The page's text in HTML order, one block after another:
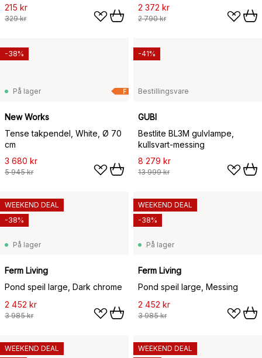
215 kr
329 kr
2 372 kr
2 790 kr
F
På lager
New Works
Tense takpendel, White, Ø 70
cm
3 680 kr
5 945 kr
-38%
Bestillingsvare
GUBI
Bestlite BL3M gulvlampe,
kullsvart-messing
8 279 kr
13 999 kr
-41%
På lager
Ferm Living
Pond speil large, Dark chrome
2 452 kr
3 985 kr
WEEKEND DEAL
-38%
På lager
Ferm Living
Pond speil large, Messing
2 452 kr
3 985 kr
WEEKEND DEAL
-38%
WEEKEND DEAL
WEEKEND DEAL